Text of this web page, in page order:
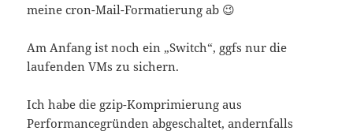
meine cron-Mail-Formatierung ab 😉
Am Anfang ist noch ein „Switch“, ggfs nur die
laufenden VMs zu sichern.
Ich habe die gzip-Komprimierung aus
Performancegründen abgeschaltet, andernfalls